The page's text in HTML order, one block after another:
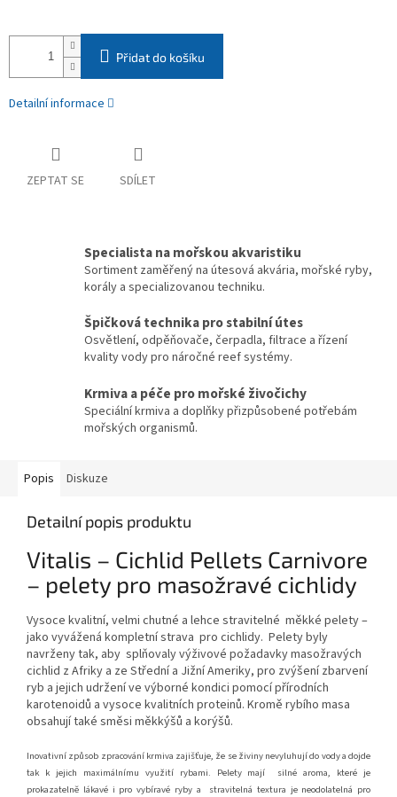
Přidat do košíku
Detailní informace
ZEPTAT SE SDÍLET
Specialista na mořskou akvaristiku
Sortiment zaměřený na útesová akvária, mořské ryby,
korály a specializovanou techniku.
Špičková technika pro stabilní útes
Osvětlení, odpěňovače, čerpadla, filtrace a řízení
kvality vody pro náročné reef systémy.
Krmiva a péče pro mořské živočichy
Speciální krmiva a doplňky přizpůsobené potřebám
mořských organismů.
Popis Diskuze
Detailní popis produktu
Vitalis – Cichlid Pellets Carnivore
– pelety pro masožravé cichlidy
Vysoce kvalitní, velmi chutné a lehce stravitelné měkké pelety –
jako vyvážená kompletní strava pro cichlidy. Pelety byly
navrženy tak, aby splňovaly výživové požadavky masožravých
cichlid z Afriky a ze Střední a Jižní Ameriky, pro zvýšení zbarvení
ryb a jejich udržení ve výborné kondici pomocí přírodních
karotenoidů a vysoce kvalitních proteinů. Kromě rybího masa
obsahují také směsi měkkýšů a korýšů.
Inovativní způsob zpracování krmiva zajišťuje, že se živiny nevyluhují do vody a dojde
tak k jejich maximálnímu využití rybami. Pelety mají
silné aroma, které je
prokazatelně lákavé i pro vybíravé ryby a
stravitelná textura je neodolatelná pro